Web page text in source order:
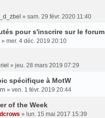
» sam. 29 févr. 2020 11:40
pour s'inscrire sur le forum
» mer. 4 déc. 2019 20:10
» jeu. 28 mars 2019 07:29
spécifique à MotW
» ven. 1 févr. 2019 20:44
of the Week
» lun. 15 mai 2017 15:39